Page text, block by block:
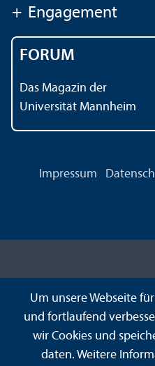
+ Engagement
FORUM
Das Magazin der
Universität Mannheim
Impressum
Um unsere Webseite
und fortlaufend
wir Cookies und
daten. Weitere